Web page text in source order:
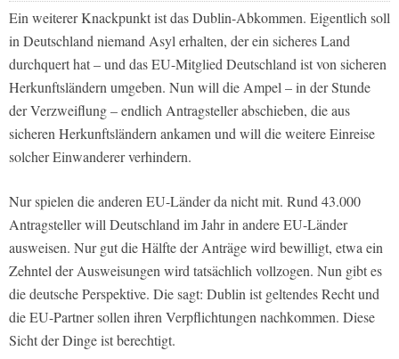
Ein weiterer Knackpunkt ist das Dublin-Abkommen. Eigentlich soll
in Deutschland niemand Asyl erhalten, der ein sicheres Land
durchquert hat – und das EU-Mitglied Deutschland ist von sicheren
Herkunftsländern umgeben. Nun will die Ampel – in der Stunde
der Verzweiflung – endlich Antragsteller abschieben, die aus
sicheren Herkunftsländern ankamen und will die weitere Einreise
solcher Einwanderer verhindern.
Nur spielen die anderen EU-Länder da nicht mit. Rund 43.000
Antragsteller will Deutschland im Jahr in andere EU-Länder
ausweisen. Nur gut die Hälfte der Anträge wird bewilligt, etwa ein
Zehntel der Ausweisungen wird tatsächlich vollzogen. Nun gibt es
die deutsche Perspektive. Die sagt: Dublin ist geltendes Recht und
die EU-Partner sollen ihren Verpflichtungen nachkommen. Diese
Sicht der Dinge ist berechtigt.